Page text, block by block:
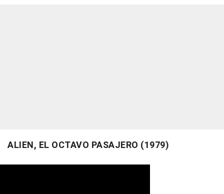
ALIEN, EL OCTAVO PASAJERO (1979)